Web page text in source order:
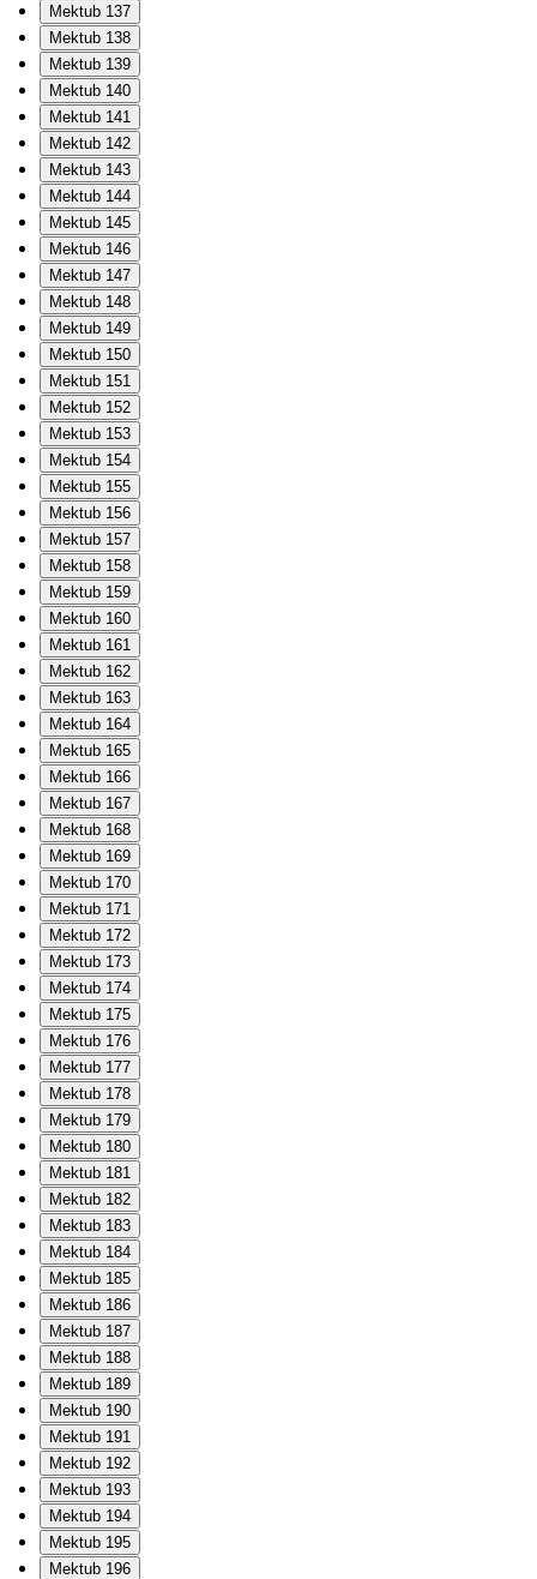
Mektub 137
Mektub 138
Mektub 139
Mektub 140
Mektub 141
Mektub 142
Mektub 143
Mektub 144
Mektub 145
Mektub 146
Mektub 147
Mektub 148
Mektub 149
Mektub 150
Mektub 151
Mektub 152
Mektub 153
Mektub 154
Mektub 155
Mektub 156
Mektub 157
Mektub 158
Mektub 159
Mektub 160
Mektub 161
Mektub 162
Mektub 163
Mektub 164
Mektub 165
Mektub 166
Mektub 167
Mektub 168
Mektub 169
Mektub 170
Mektub 171
Mektub 172
Mektub 173
Mektub 174
Mektub 175
Mektub 176
Mektub 177
Mektub 178
Mektub 179
Mektub 180
Mektub 181
Mektub 182
Mektub 183
Mektub 184
Mektub 185
Mektub 186
Mektub 187
Mektub 188
Mektub 189
Mektub 190
Mektub 191
Mektub 192
Mektub 193
Mektub 194
Mektub 195
Mektub 196